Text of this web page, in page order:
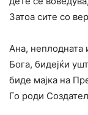
Затоа сите со
Ана, неплодната
Бога, бидејќи
биде мајка на
Го роди